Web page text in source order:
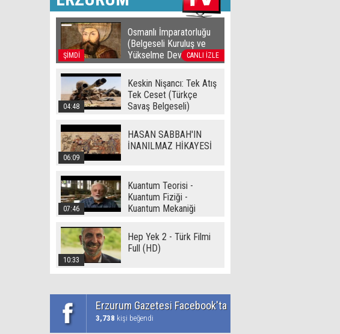
ŞİMDİ CANLI İZLE
Osmanlı İmparatorluğu
(Belgeseli Kuruluş ve
Yükselme Devri)
04:48
Keskin Nişancı: Tek Atış
Tek Ceset (Türkçe
Savaş Belgeseli)
06:09
HASAN SABBAH'IN
İNANILMAZ HİKAYESİ
07:46
Kuantum Teorisi -
Kuantum Fiziği -
Kuantum Mekaniği
10:33
Hep Yek 2 - Türk Filmi
Full (HD)
Erzurum Gazetesi Facebook'ta
3,738 kişi beğendi